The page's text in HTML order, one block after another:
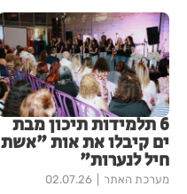
6 תלמידות תיכון מבת
ים קיבלו את אות "אשת
חיל לנערות"
מערכת האתר 02.07.26